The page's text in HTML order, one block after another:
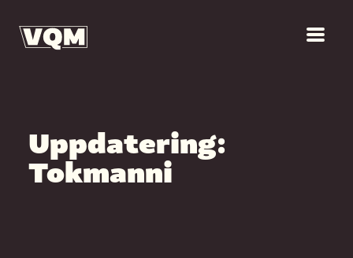
Uppdatering:
Tokmanni